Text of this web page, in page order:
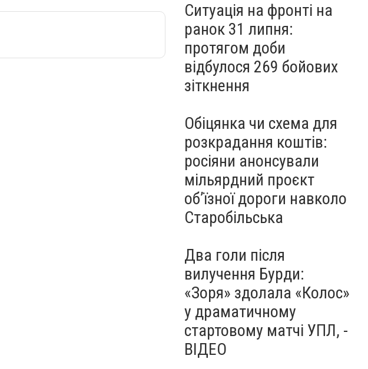
Ситуація на фронті на
ранок 31 липня:
протягом доби
відбулося 269 бойових
зіткнення
Обіцянка чи схема для
розкрадання коштів:
росіяни анонсували
мільярдний проєкт
об’їзної дороги навколо
Старобільська
Два голи після
вилучення Бурди:
«Зоря» здолала «Колос»
у драматичному
стартовому матчі УПЛ, -
ВІДЕО